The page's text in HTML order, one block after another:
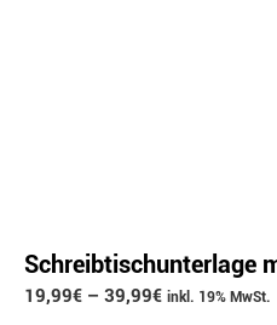
Schreibtischunterlage
19,99€ – 39,99€ inkl. 19% MwSt.